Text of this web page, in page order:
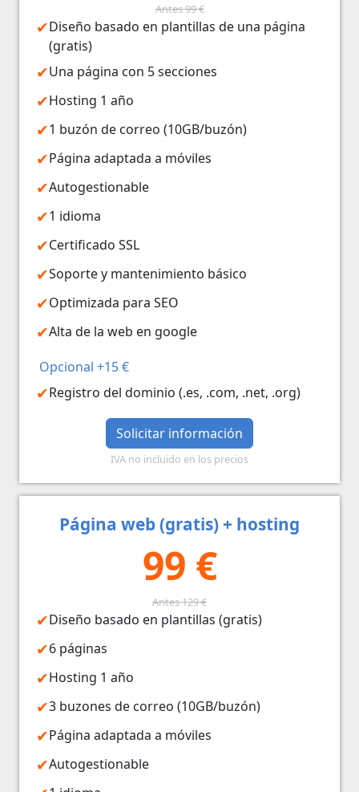
Antes 99 €
Diseño basado en plantillas de una página
(gratis)
Una página con 5 secciones
Hosting 1 año
1 buzón de correo (10GB/buzón)
Página adaptada a móviles
Autogestionable
1 idioma
Certificado SSL
Soporte y mantenimiento básico
Optimizada para SEO
Alta de la web en google
Opcional +15 €
Registro del dominio (.es, .com, .net, .org)
Solicitar información
IVA no incluido en los precios
Página web (gratis) + hosting
99 €
Antes 129 €
Diseño basado en plantillas (gratis)
6 páginas
Hosting 1 año
3 buzones de correo (10GB/buzón)
Página adaptada a móviles
Autogestionable